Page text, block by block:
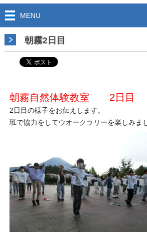
MENU
朝霧2日目
朝霧自然体験教室 2日目
2日目の様子をお伝えします。
班で協力をしてウオークラリーを楽しみま